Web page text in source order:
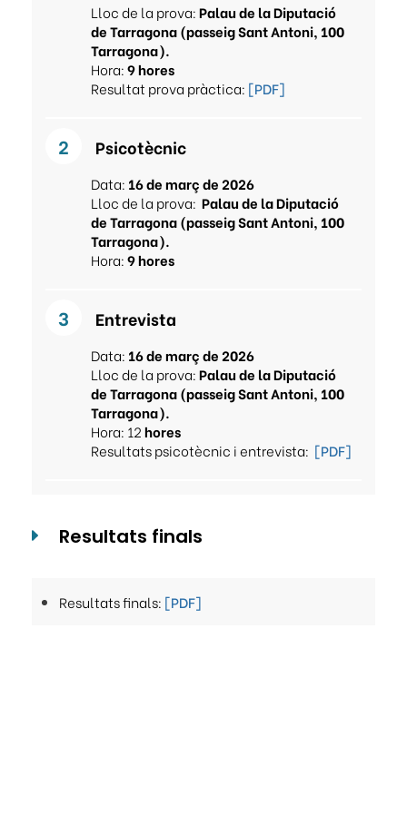
Lloc de la prova:Palau de la Diputació
de Tarragona (passeig Sant Antoni, 100
Tarragona).
Hora:9 hores
Resultat prova pràctica: [PDF]
Psicotècnic
Data: 16 de març de 2026
Lloc de la prova: Palau de la Diputació
de Tarragona (passeig Sant Antoni, 100
Tarragona).
Hora:9 hores
Entrevista
Data: 16 de març de 2026
Lloc de la prova:Palau de la Diputació
de Tarragona (passeig Sant Antoni, 100
Tarragona).
Hora: 12hores
Resultats psicotècnic i entrevista: [PDF]
Resultats finals
Resultats finals: [PDF]